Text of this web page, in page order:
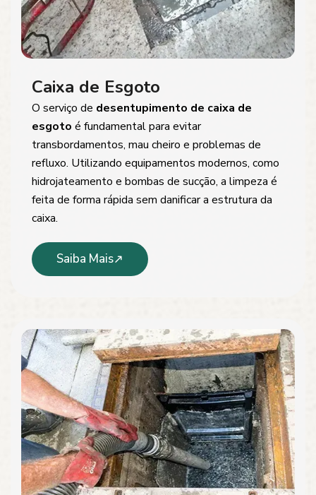
Caixa de Esgoto
O serviço de desentupimento de caixa de
esgoto é fundamental para evitar
transbordamentos, mau cheiro e problemas de
refluxo. Utilizando equipamentos modernos, como
hidrojateamento e bombas de sucção, a limpeza é
feita de forma rápida sem danificar a estrutura da
caixa.
Saiba Mais